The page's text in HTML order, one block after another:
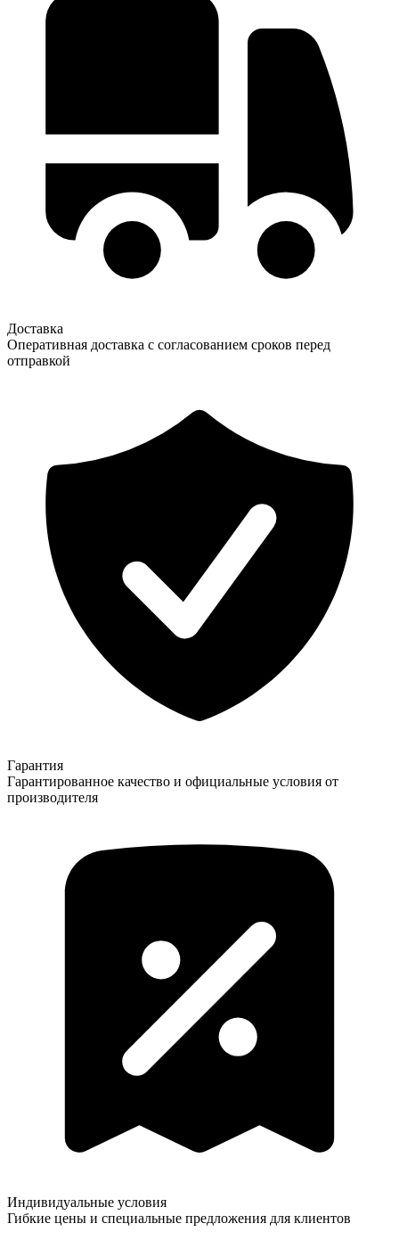
Доставка
Оперативная доставка с согласованием сроков перед
отправкой
Гарантия
Гарантированное качество и официальные условия от
производителя
Индивидуальные условия
Гибкие цены и специальные предложения для клиентов